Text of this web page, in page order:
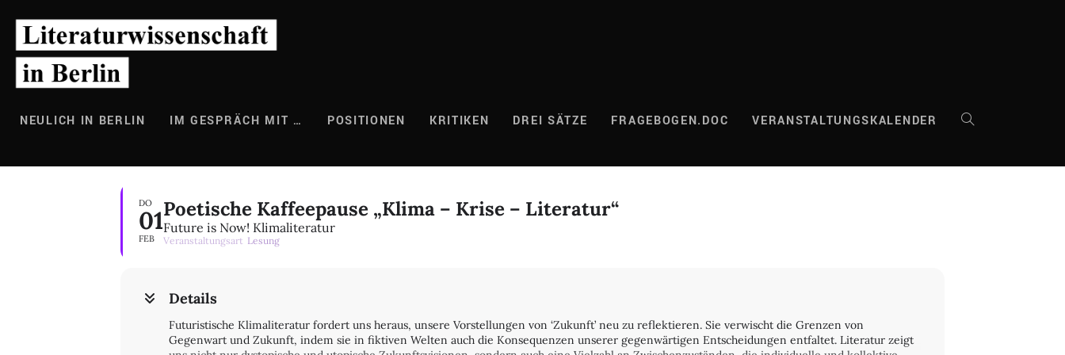
Inhalt
springen
NEULICH IN BERLIN IM GESPRÄCH MIT … POSITIONEN KRITIKEN DREI SÄTZE FRAGEBOGEN.DOC VERANSTALTUNGSKALENDER WEBSITE-
DO
01
FEB
Poetische Kaffeepause „Klima – Krise – Literatur“
Future is Now! Klimaliteratur
Veranstaltungsart Lesung
Details
Futuristische Klimaliteratur fordert uns heraus, unsere Vorstellungen von ‘Zukunft’ neu zu reflektieren. Sie verwischt die Grenzen von
Gegenwart und Zukunft, indem sie in fiktiven Welten auch die Konsequenzen unserer gegenwärtigen Entscheidungen entfaltet. Literatur zeigt